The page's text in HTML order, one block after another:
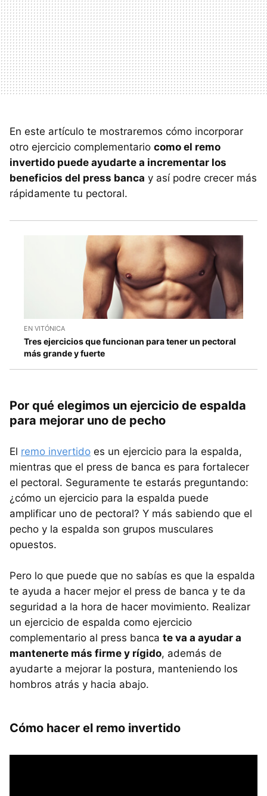
En este artículo te mostraremos cómo incorporar
otro ejercicio complementario como el remo
invertido puede ayudarte a incrementar los
beneficios del press banca y así podre crecer más
rápidamente tu pectoral.
EN VITÓNICA
Tres ejercicios que funcionan para tener un pectoral
más grande y fuerte
Por qué elegimos un ejercicio de espalda
para mejorar uno de pecho
El remo invertido es un ejercicio para la espalda,
mientras que el press de banca es para fortalecer
el pectoral. Seguramente te estarás preguntando:
¿cómo un ejercicio para la espalda puede
amplificar uno de pectoral? Y más sabiendo que el
pecho y la espalda son grupos musculares
opuestos.
Pero lo que puede que no sabías es que la espalda
te ayuda a hacer mejor el press de banca y te da
seguridad a la hora de hacer movimiento. Realizar
un ejercicio de espalda como ejercicio
complementario al press banca te va a ayudar a
mantenerte más firme y rígido, además de
ayudarte a mejorar la postura, manteniendo los
hombros atrás y hacia abajo.
Cómo hacer el remo invertido